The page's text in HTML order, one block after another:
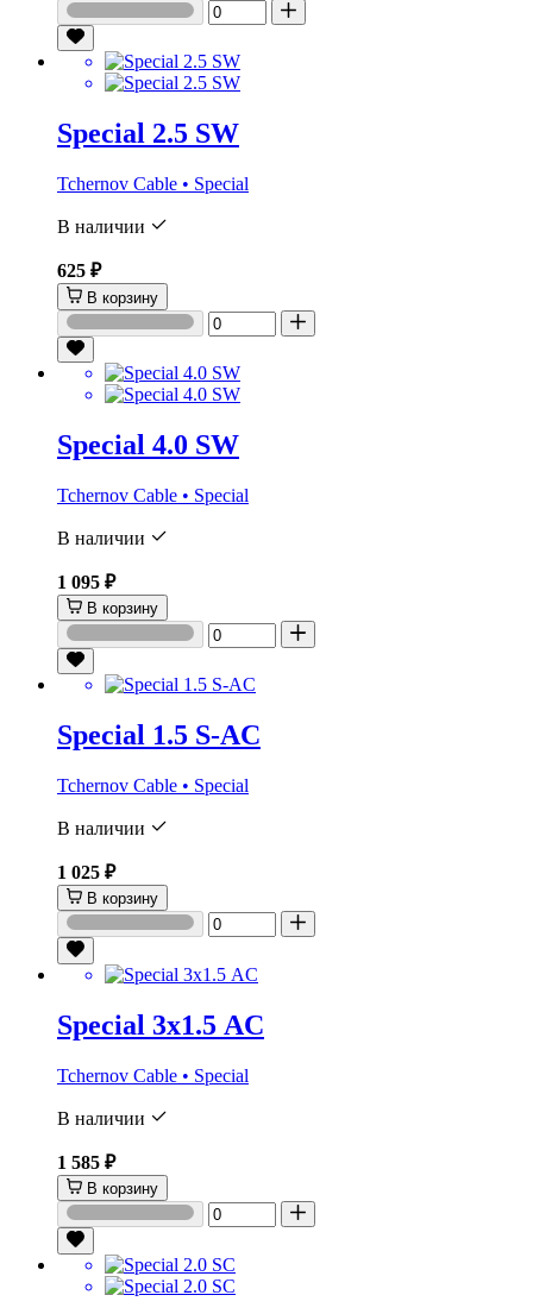
Special 2.5 SW
Tchernov Cable • Special
В наличии
625 ₽
В корзину
Special 4.0 SW
Tchernov Cable • Special
В наличии
1 095 ₽
В корзину
Special 1.5 S-AC
Tchernov Cable • Special
В наличии
1 025 ₽
В корзину
Special 3х1.5 AC
Tchernov Cable • Special
В наличии
1 585 ₽
В корзину